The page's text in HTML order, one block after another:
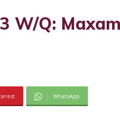
W/Q:
WhatsApp